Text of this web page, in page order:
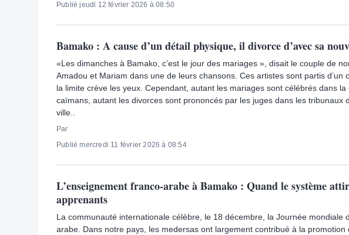
Publié jeudi 12 février 2026 à 08:50
Bamako : A cause d’un détail physique, il divorce d’avec sa
«Les dimanches à Bamako, c’est le jour des mariages », disait le couple de
Amadou et Mariam dans une de leurs chansons. Ces artistes sont partis d’un
la limite crève les yeux. Cependant, autant les mariages sont célébrés dans la
caïmans, autant les divorces sont prononcés par les juges dans les tribunaux
ville..
Par
Publié mercredi 11 février 2026 à 08:54
L’enseignement franco-arabe à Bamako : Quand le système
apprenants
La communauté internationale célèbre, le 18 décembre, la Journée mondiale
arabe. Dans notre pays, les medersas ont largement contribué à la promotion